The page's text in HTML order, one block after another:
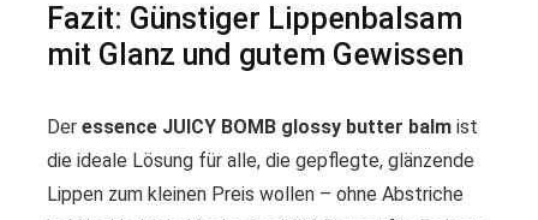
Fazit: Günstiger Lippenbalsam
mit Glanz und gutem Gewissen
Der essence JUICY BOMB glossy butter balm ist
die ideale Lösung für alle, die gepflegte, glänzende
Lippen zum kleinen Preis wollen – ohne Abstriche